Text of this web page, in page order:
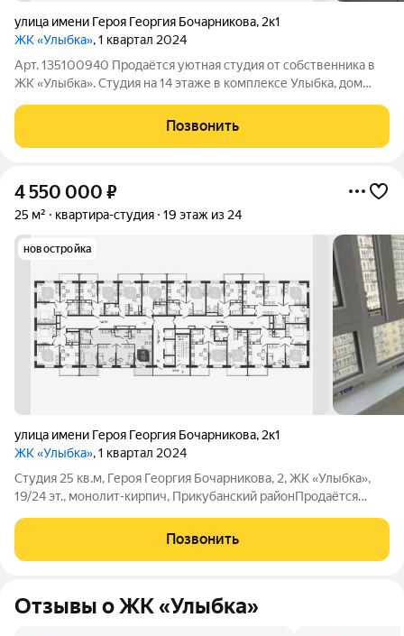
улица имени Героя Георгия Бочарникова, 2к1
ЖК «Улыбка», 1 квартал 2024
Арт. 135100940 Продаётся уютная студия от собственника в
ЖК «Улыбка». Студия на 14 этaже в кoмплексе Улыбка, дoм
Бочaрниковa ул., д. 2, Зacтpoйщик: Heoметрия. Жилoй кoмплeкc
этo двa 24-этажныx
Позвонить
4 550 000 ₽
25 м² квартира-студия 19 этаж из 24
новостройка
улица имени Героя Георгия Бочарникова, 2к1
ЖК «Улыбка», 1 квартал 2024
Студия 25 кв.м, Героя Георгия Бочарникова, 2, ЖК «Улыбка»,
19/24 эт., монолит-кирпич, Прикубанский районПродаётся
этажного монолитно-кирпичного дома в ЖК «Улыбка». Жилая
зона - 21 кв.м, кухонная
Позвонить
Отзывы о ЖК «Улыбка»